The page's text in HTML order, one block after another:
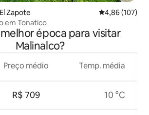
Zapote 4,86 de uma
4,86 (107)
em Tonatico
época para visitar
Malinalco?
Preço médio
R$ 709
Temp. média
10 °C